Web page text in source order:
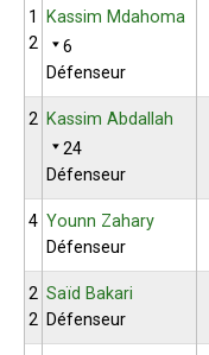
1
2
Kassim Mdahoma
6
Défenseur
2 Kassim Abdallah
24
Défenseur
4 Younn Zahary
Défenseur
2
2
Saïd Bakari
Défenseur